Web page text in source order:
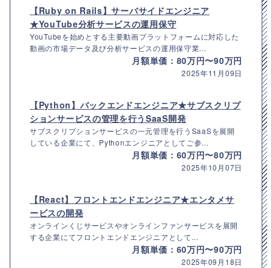
【Ruby on Rails】サーバサイドエンジニア
★YouTube分析サービスの運用保守
YouTubeを始めとする主要動画プラットフォームに対応した
動画の市場データ及び分析サービスの運用保守業...
月額単価：80万円〜90万円
2025年11月09日
【Python】バックエンドエンジニア★サブスクリプ
ションサービスの管理を行うSaaS開発
サブスクリプションサービスの一元管理を行うSaaSを展開
している企業にて、Pythonエンジニアとしてご参...
月額単価：60万円〜80万円
2025年10月07日
【React】フロントエンドエンジニア★エンタメサ
ービスの開発
オンラインくじサービスやオンラインファンサービスを展開
する企業にてフロントエンドエンジニアとして...
月額単価：60万円〜90万円
2025年09月18日